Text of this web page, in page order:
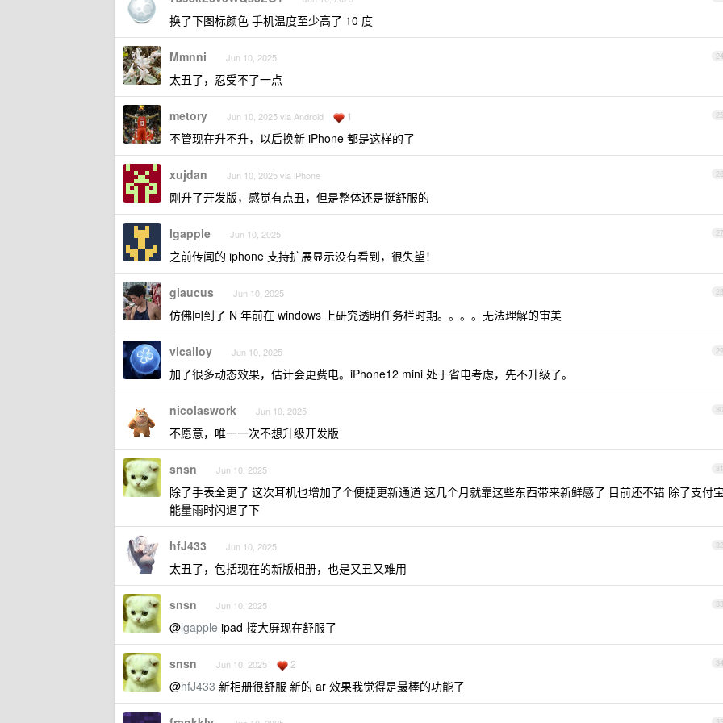
换了下图标颜色 手机温度至少高了 10 度
24
Mmnni Jun 10, 2025
太丑了，忍受不了一点
25
metory Jun 10, 2025 via Android 1
不管现在升不升，以后换新 iPhone 都是这样的了
26
xujdan Jun 10, 2025 via iPhone
刚升了开发版，感觉有点丑，但是整体还是挺舒服的
27
lgapple Jun 10, 2025
之前传闻的 iphone 支持扩展显示没有看到，很失望！
28
glaucus Jun 10, 2025
仿佛回到了 N 年前在 windows 上研究透明任务栏时期。。。。无法理解的审美
29
vicalloy Jun 10, 2025
加了很多动态效果，估计会更费电。iPhone12 mini 处于省电考虑，先不升级了。
30
nicolaswork Jun 10, 2025
不愿意，唯一一次不想升级开发版
31
snsn Jun 10, 2025
除了手表全更了 这次耳机也增加了个便捷更新通道 这几个月就靠这些东西带来新鲜感了 目前还不错 除了支付宝
能量雨时闪退了下
32
hfJ433 Jun 10, 2025
太丑了，包括现在的新版相册，也是又丑又难用
33
snsn Jun 10, 2025
@lgapple ipad 接大屏现在舒服了
34
snsn Jun 10, 2025 2
@hfJ433 新相册很舒服 新的 ar 效果我觉得是最棒的功能了